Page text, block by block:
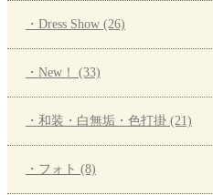
・Dress Show (26)
・New！ (33)
・和装・白無垢・色打掛 (21)
・フォト (8)